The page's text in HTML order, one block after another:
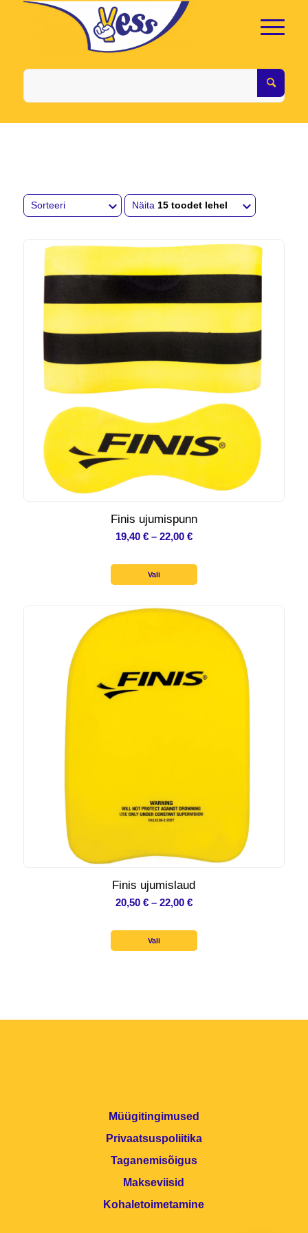
Sorteeri Näita 15 toodet lehel
Finis ujumispunn
19,40 € – 22,00 €Hinnavahemik:
kuni
22,00 €
Vali
Finis ujumislaud
20,50 € – 22,00 €Hinnavahemik:
kuni
22,00 €
Vali
Müügitingimused
Privaatsuspoliitika
Taganemisõigus
Makseviisid
Kohaletoimetamine